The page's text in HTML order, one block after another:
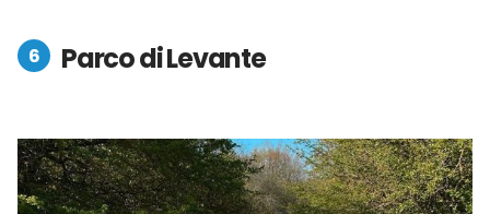
Parco di Levante